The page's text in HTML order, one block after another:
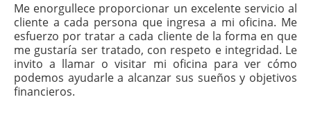
Me enorgullece proporcionar un excelente servicio al
cliente a cada persona que ingresa a mi oficina. Me
esfuerzo por tratar a cada cliente de la forma en que
me gustaría ser tratado, con respeto e integridad. Le
invito a llamar o visitar mi oficina para ver cómo
podemos ayudarle a alcanzar sus sueños y objetivos
financieros.